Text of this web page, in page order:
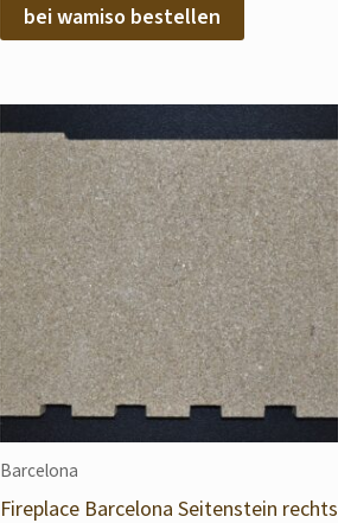
bei wamiso bestellen
Barcelona
Fireplace Barcelona Seitenstein rechts